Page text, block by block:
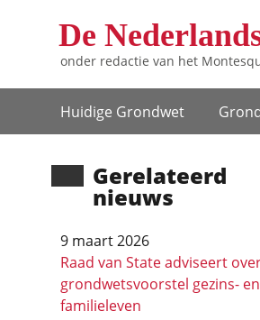
De
onder redactie van het
Hoofdnavigatie
Huidige Grondwet
Gerela­teerd
nieuws
9 maart 2026
Raad van State adviseert
grondwetsvoorstel gezins- en
familieleven